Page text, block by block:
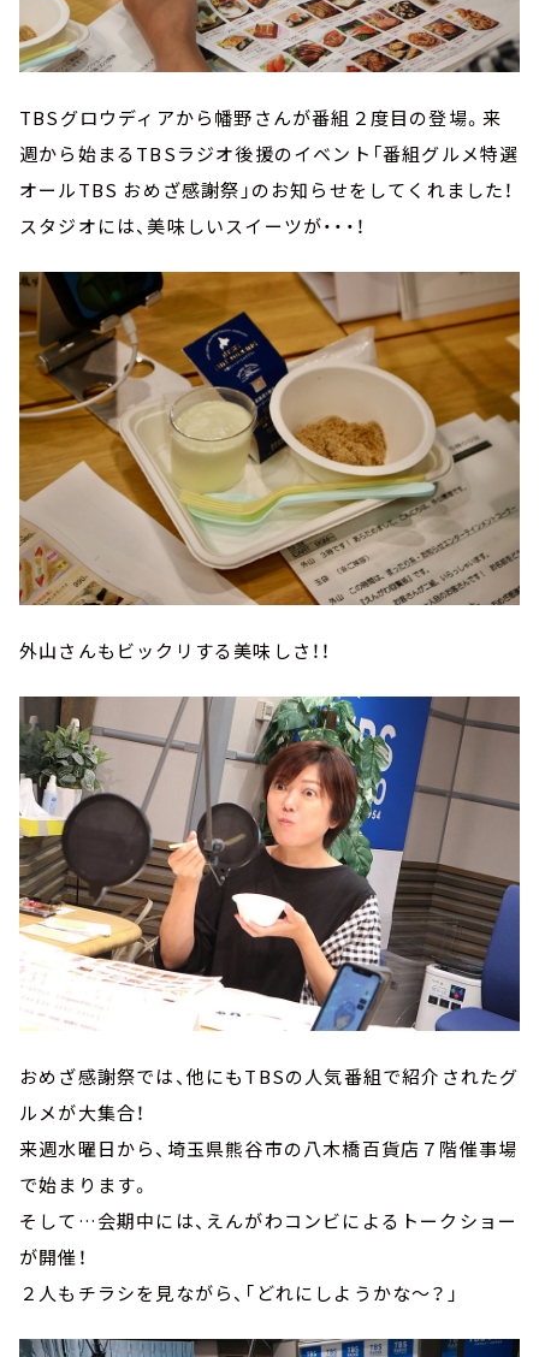
TBSグロウディアから幡野さんが番組２度目の登場。来
週から始まるTBSラジオ後援のイベント「番組グルメ特選
オールTBS おめざ感謝祭」のお知らせをしてくれました！
スタジオには、美味しいスイーツが・・・！
外山さんもビックリする美味しさ！！
おめざ感謝祭では、他にもTBSの人気番組で紹介されたグ
ルメが大集合！
来週水曜日から、埼玉県熊谷市の八木橋百貨店７階催事場
で始まります。
そして…会期中には、えんがわコンビによるトークショー
が開催！
２人もチラシを見ながら、「どれにしようかな～？」